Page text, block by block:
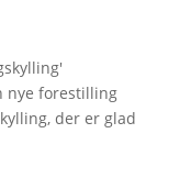
'
nye forestilling
der er glad